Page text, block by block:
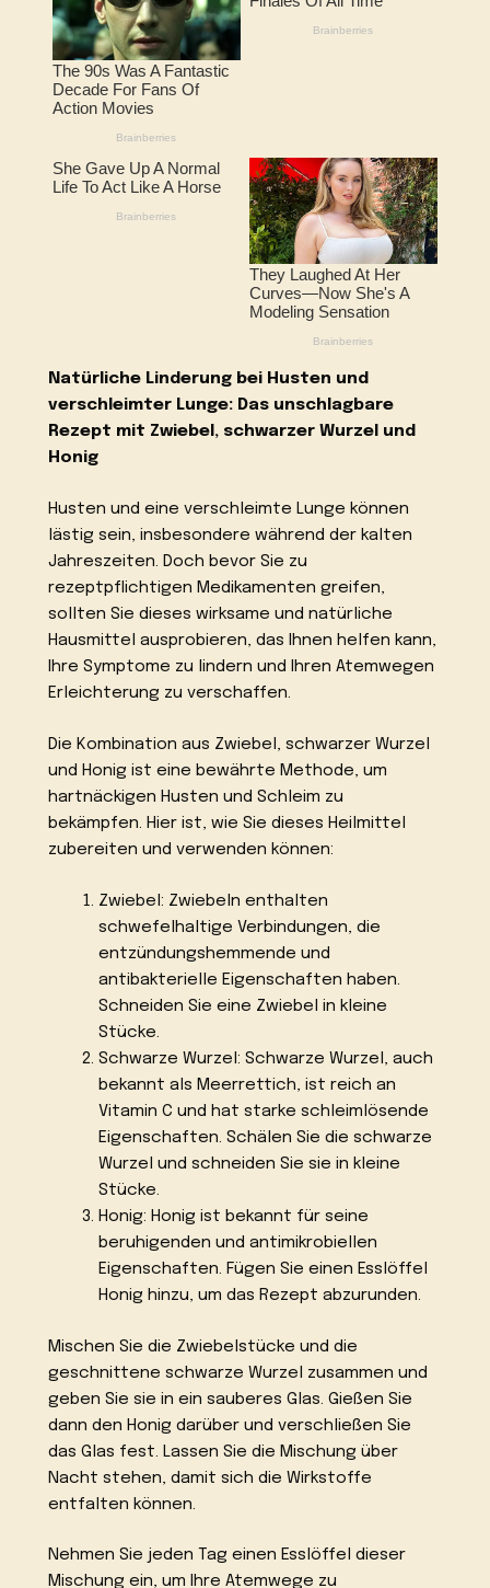
Natürliche Linderung bei Husten und
verschleimter Lunge: Das unschlagbare
Rezept mit Zwiebel, schwarzer Wurzel und
Honig
Husten und eine verschleimte Lunge können
lästig sein, insbesondere während der kalten
Jahreszeiten. Doch bevor Sie zu
rezeptpflichtigen Medikamenten greifen,
sollten Sie dieses wirksame und natürliche
Hausmittel ausprobieren, das Ihnen helfen kann,
Ihre Symptome zu lindern und Ihren Atemwegen
Erleichterung zu verschaffen.
Die Kombination aus Zwiebel, schwarzer Wurzel
und Honig ist eine bewährte Methode, um
hartnäckigen Husten und Schleim zu
bekämpfen. Hier ist, wie Sie dieses Heilmittel
zubereiten und verwenden können:
Zwiebel: Zwiebeln enthalten
schwefelhaltige Verbindungen, die
entzündungshemmende und
antibakterielle Eigenschaften haben.
Schneiden Sie eine Zwiebel in kleine
Stücke.
Schwarze Wurzel: Schwarze Wurzel, auch
bekannt als Meerrettich, ist reich an
Vitamin C und hat starke schleimlösende
Eigenschaften. Schälen Sie die schwarze
Wurzel und schneiden Sie sie in kleine
Stücke.
Honig: Honig ist bekannt für seine
beruhigenden und antimikrobiellen
Eigenschaften. Fügen Sie einen Esslöffel
Honig hinzu, um das Rezept abzurunden.
Mischen Sie die Zwiebelstücke und die
geschnittene schwarze Wurzel zusammen und
geben Sie sie in ein sauberes Glas. Gießen Sie
dann den Honig darüber und verschließen Sie
das Glas fest. Lassen Sie die Mischung über
Nacht stehen, damit sich die Wirkstoffe
entfalten können.
Nehmen Sie jeden Tag einen Esslöffel dieser
Mischung ein, um Ihre Atemwege zu